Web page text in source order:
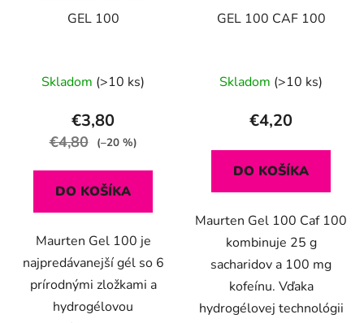
GEL 100
Skladom (>10 ks)
€3,80
€4,80 (–20 %)
DO KOŠÍKA
Maurten Gel 100 je
najpredávanejší gél so 6
prírodnými zložkami a
hydrogélovou
GEL 100 CAF 100
Skladom (>10 ks)
€4,20
DO KOŠÍKA
Maurten Gel 100 Caf 100
kombinuje 25 g
sacharidov a 100 mg
kofeínu. Vďaka
hydrogélovej technológii